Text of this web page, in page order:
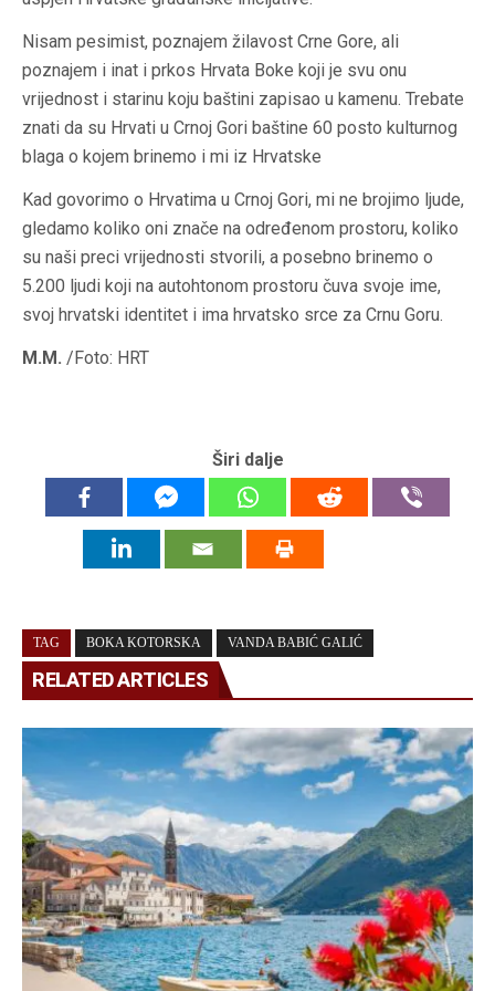
Nisam pesimist, poznajem žilavost Crne Gore, ali
poznajem i inat i prkos Hrvata Boke koji je svu onu
vrijednost i starinu koju baštini zapisao u kamenu. Trebate
znati da su Hrvati u Crnoj Gori baštine 60 posto kulturnog
blaga o kojem brinemo i mi iz Hrvatske
Kad govorimo o Hrvatima u Crnoj Gori, mi ne brojimo ljude,
gledamo koliko oni znače na određenom prostoru, koliko
su naši preci vrijednosti stvorili, a posebno brinemo o
5.200 ljudi koji na autohtonom prostoru čuva svoje ime,
svoj hrvatski identitet i ima hrvatsko srce za Crnu Goru.
M.M. /Foto: HRT
Širi dalje
TAG BOKA KOTORSKA VANDA BABIĆ GALIĆ
RELATED ARTICLES